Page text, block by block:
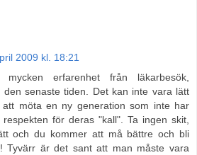
2009 kl. 18:21
erfarenhet från läkarbesök,
den senaste tiden. Det kan inte vara lätt
möta en ny generation som inte har
för deras "kall". Ta ingen skit,
och du kommer att må bättre och bli
Tyvärr är det sant att man måste vara